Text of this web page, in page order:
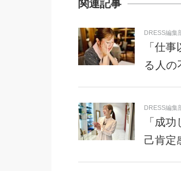
関連記事
「仕
る人の
DRESS編集
「成
己肯定
DRESS編集